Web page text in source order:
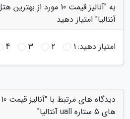
آنتالیا" امتیاز دهید
امتیاز دهید:1
2
3
4
های 5 ستاره uall آنتالیا"